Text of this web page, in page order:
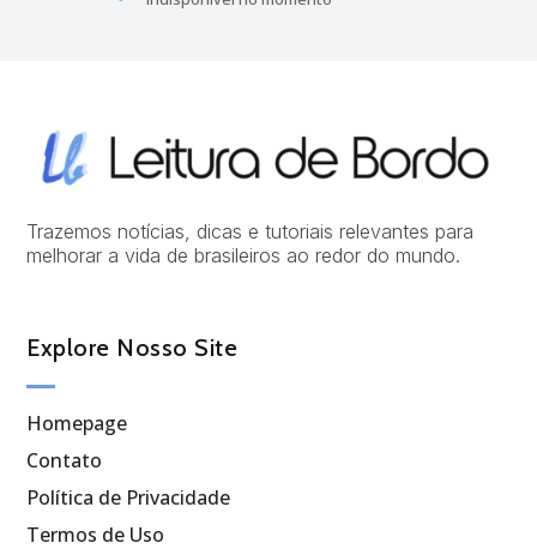
Trazemos notícias, dicas e tutoriais relevantes para
melhorar a vida de brasileiros ao redor do mundo.
Explore Nosso Site
Homepage
Contato
Política de Privacidade
Termos de Uso